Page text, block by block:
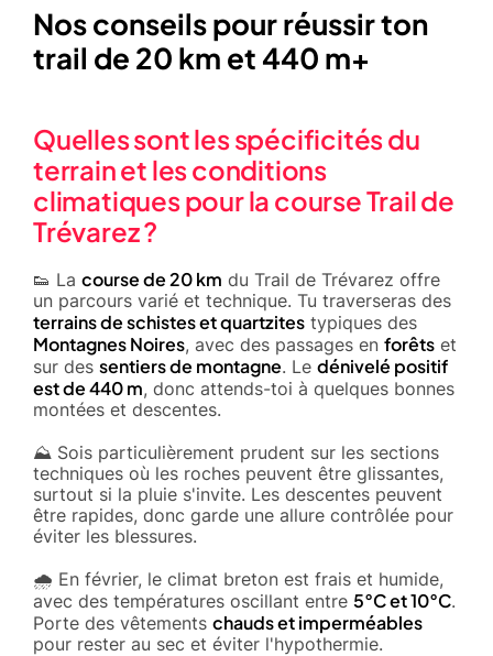
Nos conseils pour réussir ton
trail de 20 km et 440 m+
Quelles sont les spécificités du
terrain et les conditions
climatiques pour la course Trail de
Trévarez ?
👟 La course de 20 km du Trail de Trévarez offre
un parcours varié et technique. Tu traverseras des
terrains de schistes et quartzites typiques des
Montagnes Noires, avec des passages en forêts et
sur des sentiers de montagne. Le dénivelé positif
est de 440 m, donc attends-toi à quelques bonnes
montées et descentes.
⛰️ Sois particulièrement prudent sur les sections
techniques où les roches peuvent être glissantes,
surtout si la pluie s'invite. Les descentes peuvent
être rapides, donc garde une allure contrôlée pour
éviter les blessures.
🌧️ En février, le climat breton est frais et humide,
avec des températures oscillant entre 5°C et 10°C.
Porte des vêtements chauds et imperméables
pour rester au sec et éviter l'hypothermie.